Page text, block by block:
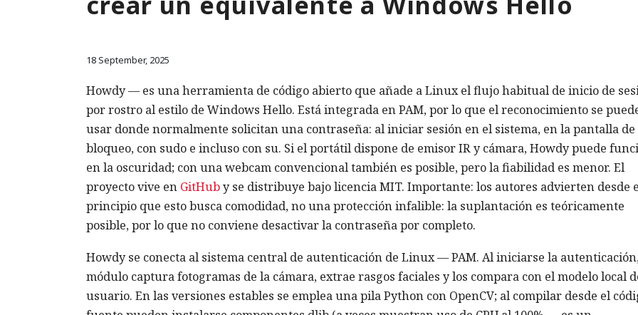
18 September, 2025
Howdy — es una herramienta de código abierto que añade a Linux el flujo habitual de inicio de
por rostro al estilo de Windows Hello. Está integrada en PAM, por lo que el reconocimiento se
usar donde normalmente solicitan una contraseña: al iniciar sesión en el sistema, en la pantalla de
bloqueo, con sudo e incluso con su. Si el portátil dispone de emisor IR y cámara, Howdy puede
en la oscuridad; con una webcam convencional también es posible, pero la fiabilidad es menor. El
proyecto vive en GitHuby se distribuye bajo licencia MIT. Importante: los autores advierten desde
principio que esto busca comodidad, no una protección infalible: la suplantación es teóricamente
posible, por lo que no conviene desactivar la contraseña por completo.
Howdy se conecta al sistema central de autenticación de Linux — PAM. Al iniciarse la
módulo captura fotogramas de la cámara, extrae rasgos faciales y los compara con el modelo local
usuario. En las versiones estables se emplea una pila Python con OpenCV; al compilar desde el